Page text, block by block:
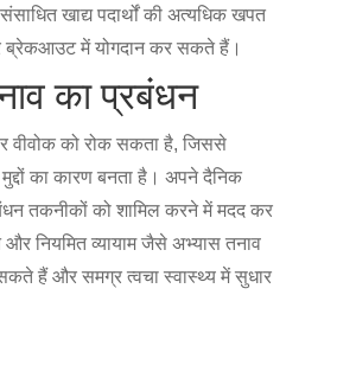
खाद्य पदार्थों की अत्यधिक खपत
में योगदान कर सकते हैं।
का प्रबंधन
वीवोक को रोक सकता है, जिससे
का कारण बनता है। अपने दैनिक
तकनीकों को शामिल करने में मदद कर
नियमित व्यायाम जैसे अभ्यास तनाव
हैं और समग्र त्वचा स्वास्थ्य में सुधार